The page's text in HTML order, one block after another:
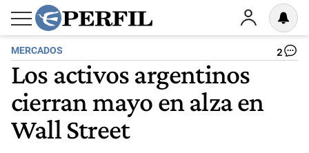
MERCADOS 2
Los activos argentinos
cierran mayo en alza en
Wall Street